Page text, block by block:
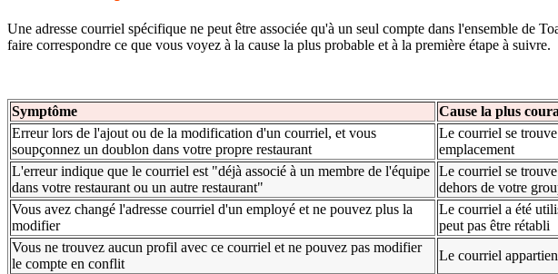
Une adresse courriel spécifique ne peut être associée qu'à un seul compte dans l'ensemble de
faire correspondre ce que vous voyez à la cause la plus probable et à la première étape à suivre.
Symptôme Cause la plus
Erreur lors de l'ajout ou de la modification d'un courriel, et vous
soupçonnez un doublon dans votre propre restaurant
Le courriel se
emplacement
L'erreur indique que le courriel est "déjà associé à un membre de l'équipe
dans votre restaurant ou un autre restaurant"
Le courriel se
dehors de votre
Vous avez changé l'adresse courriel d'un employé et ne pouvez plus la
modifier
Le courriel a été
peut pas être rétabli
Vous ne trouvez aucun profil avec ce courriel et ne pouvez pas modifier
le compte en conflit
Le courriel